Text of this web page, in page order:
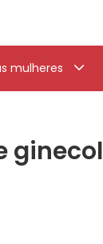
mulheres